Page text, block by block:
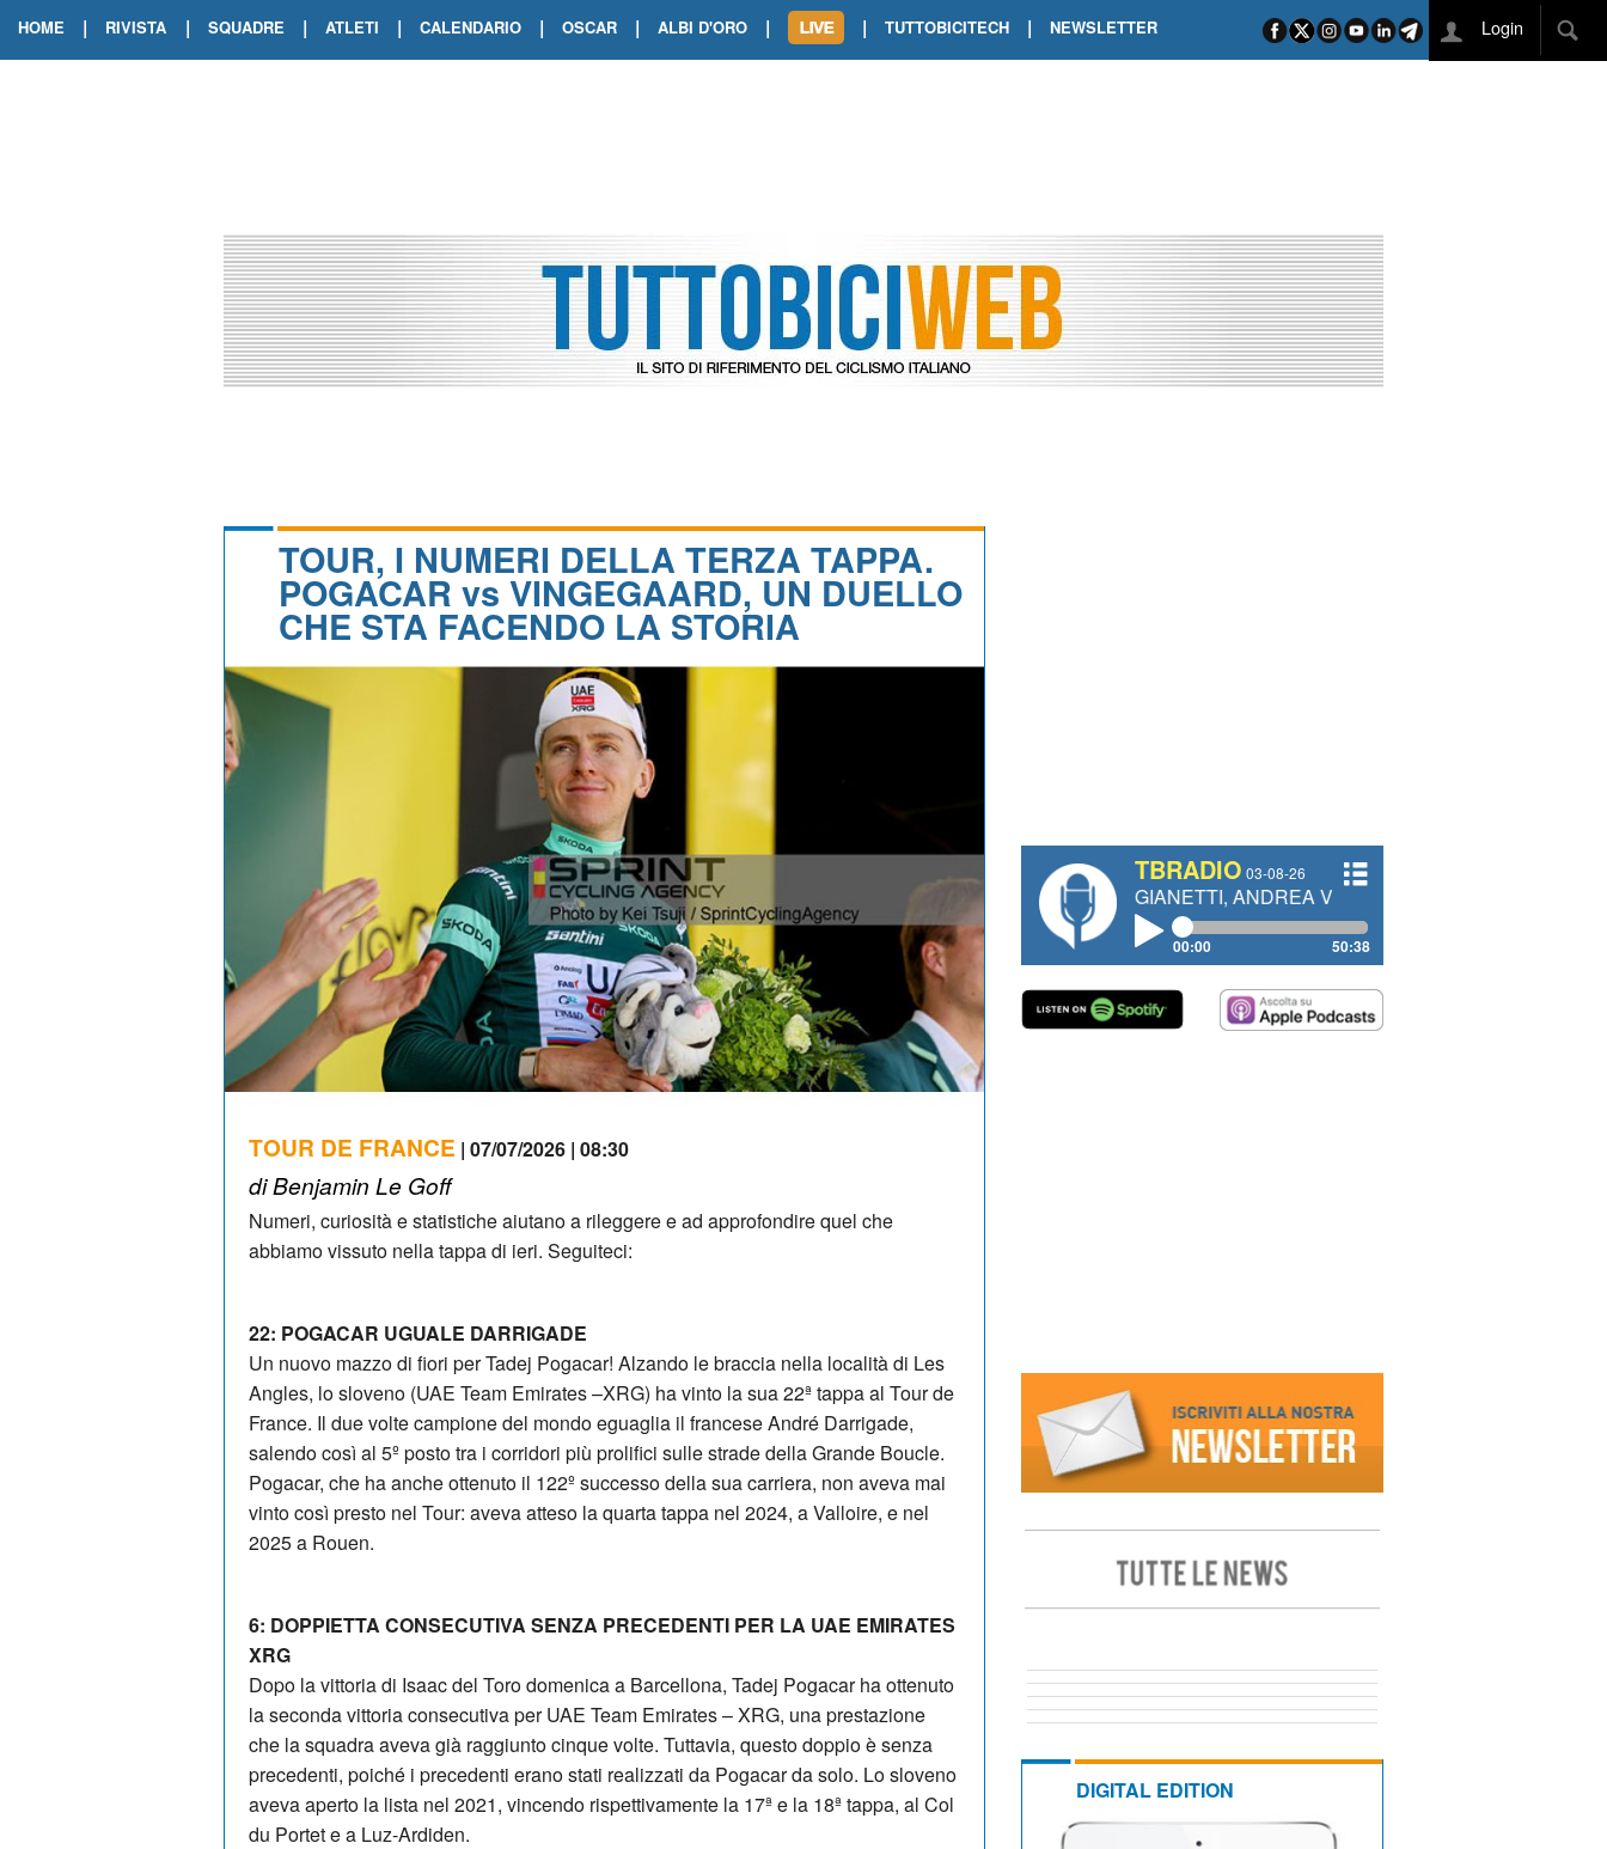
HOME | RIVISTA | SQUADRE | ATLETI | CALENDARIO | OSCAR | ALBI D'ORO |
TOUR DE FRANCE. ORCIERES-MERLETTE INCORONA CARAPAZ
TOUR DE FRANCE. A VOIRON TRIONFO DI PHILIPSEN SU SCHMID E KOOIJ
| TUTTOBICITECH | NEWSLETTER Login
TOUR, I NUMERI DELLA TERZA TAPPA.
POGACAR vs VINGEGAARD, UN DUELLO
CHE STA FACENDO LA STORIA
TOUR DE FRANCE | 07/07/2026 | 08:30
di Benjamin Le Goff
Numeri, curiosità e statistiche aiutano a rileggere e ad approfondire quel che
abbiamo vissuto nella tappa di ieri. Seguiteci:
22: POGACAR UGUALE DARRIGADE
Un nuovo mazzo di fiori per Tadej Pogacar! Alzando le braccia nella località di Les
Angles, lo sloveno (UAE Team Emirates –XRG) ha vinto la sua 22ª tappa al Tour de
France. Il due volte campione del mondo eguaglia il francese André Darrigade,
salendo così al 5º posto tra i corridori più prolifici sulle strade della Grande Boucle.
Pogacar, che ha anche ottenuto il 122º successo della sua carriera, non aveva mai
vinto così presto nel Tour: aveva atteso la quarta tappa nel 2024, a Valloire, e nel
2025 a Rouen.
6: DOPPIETTA CONSECUTIVA SENZA PRECEDENTI PER LA UAE EMIRATES
XRG
Dopo la vittoria di Isaac del Toro domenica a Barcellona, Tadej Pogacar ha ottenuto
la seconda vittoria consecutiva per UAE Team Emirates – XRG, una prestazione
che la squadra aveva già raggiunto cinque volte. Tuttavia, questo doppio è senza
precedenti, poiché i precedenti erano stati realizzati da Pogacar da solo. Lo sloveno
aveva aperto la lista nel 2021, vincendo rispettivamente la 17ª e la 18ª tappa, al Col
du Portet e a Luz-Ardiden.
TBRADIO 03-08-26
#334 CHARLY WEGELIUS, MAURO GIANETTI, ANDREA VENDRAME, FILIPPO FIORELLI
00:00 50:38
DIGITAL EDITION